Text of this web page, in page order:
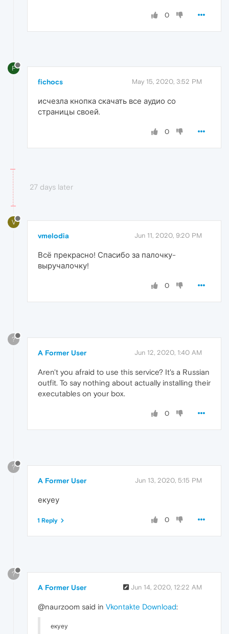
0
F
fichocs May 15, 2020, 3:52 PM
исчезла кнопка скачать все аудио со
страницы своей.
0
27 days later
V
vmelodia Jun 11, 2020, 9:20 PM
Всё прекрасно! Спасибо за палочку-
выручалочку!
0
?
A Former User Jun 12, 2020, 1:40 AM
Aren't you afraid to use this service? It's a Russian
outfit. To say nothing about actually installing their
executables on your box.
0
?
A Former User Jun 13, 2020, 5:15 PM
екуеу
0
1 Reply
?
A Former User Jun 14, 2020, 12:22 AM
@naurzoom said in Vkontakte Download:
екуеу